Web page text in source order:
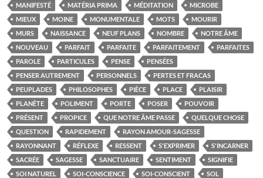
MANIFESTÉ
MATÉRIA PRIMA MÉDITATION
MICROBE
MIEUX
MOINE MONUMENTALE MOTS
MOURIR
MURS
NAISSANCE NEUF PLANS NOMBRE
NOTRE ÂME
NOUVEAU
PARFAIT PARFAITE PARFAITEMENT
PARFAITES
PAROLE
PARTICULES PENSE
PENSÉES
PENSER AUTREMENT
PERSONNELS
PERTES ET FRACAS
PEUPLADES
PHILOSOPHES PIÈCE PLACE
PLAISIR
PLANÈTE
POLIMENT PORTE POSER
POUVOIR
PRÉSENT
PROPICE QUE NOTRE ÂME PASSE
QUELQUE CHOSE
QUESTION
RAPIDEMENT
RAYON AMOUR-SAGESSE
RAYONNANT
RÉFLEXE RESSENT S'EXPRIMER
S'INCARNER
SACRÉE
SAGESSE SANCTUAIRE SENTIMENT
SIGNIFIE
SOI NATUREL
SOI-CONSCIENCE SOI-CONSCIENT
SOL